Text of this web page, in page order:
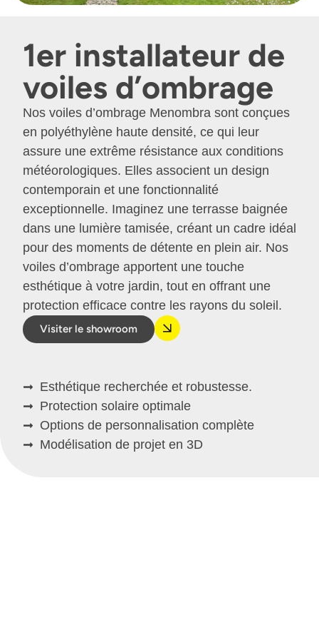
1er installateur de
voiles d’ombrage
Nos voiles d’ombrage Menombra sont conçues
en polyéthylène haute densité, ce qui leur
assure une extrême résistance aux conditions
météorologiques. Elles associent un design
contemporain et une fonctionnalité
exceptionnelle. Imaginez une terrasse baignée
dans une lumière tamisée, créant un cadre idéal
pour des moments de détente en plein air. Nos
voiles d’ombrage apportent une touche
esthétique à votre jardin, tout en offrant une
protection efficace contre les rayons du soleil.
Visiter le showroom
Esthétique recherchée et robustesse.
Protection solaire optimale
Options de personnalisation complète
Modélisation de projet en 3D